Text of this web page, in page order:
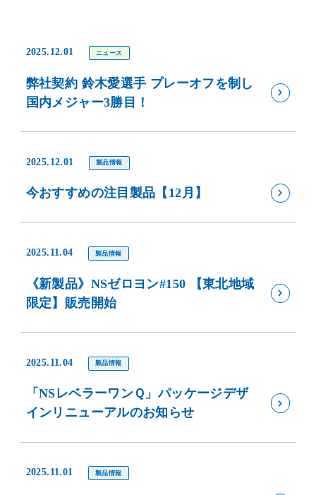
2025.12.01 ニュース
弊社契約 鈴木愛選手 プレーオフを制し
国内メジャー3勝目！
2025.12.01 製品情報
今おすすめの注目製品【12月】
2025.11.04 製品情報
《新製品》NSゼロヨン#150 【東北地域
限定】販売開始
2025.11.04 製品情報
「NSレベラーワンＱ」パッケージデザ
インリニューアルのお知らせ
2025.11.01 製品情報